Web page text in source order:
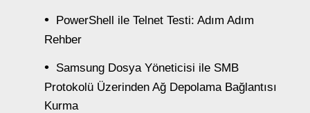
PowerShell ile Telnet Testi: Adım Adım
Rehber
Samsung Dosya Yöneticisi ile SMB
Protokolü Üzerinden Ağ Depolama Bağlantısı
Kurma